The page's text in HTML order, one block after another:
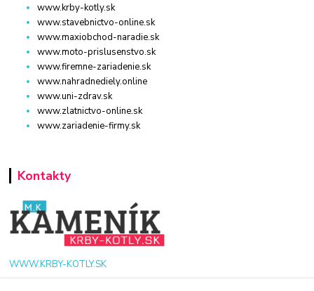
www.krby-kotly.sk
www.stavebnictvo-online.sk
www.maxiobchod-naradie.sk
www.moto-prislusenstvo.sk
www.firemne-zariadenie.sk
www.nahradnediely.online
www.uni-zdrav.sk
www.zlatnictvo-online.sk
www.zariadenie-firmy.sk
Kontakty
WWW.KRBY-KOTLY.SK